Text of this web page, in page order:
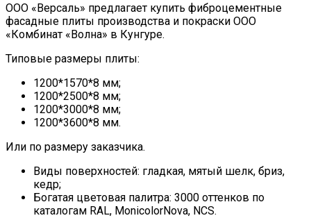
ООО «Версаль» предлагает купить фиброцементные
фасадные плиты производства и покраски ООО
«Комбинат «Волна» в Кунгуре.
Типовые размеры плиты:
1200*1570*8 мм;
1200*2500*8 мм;
1200*3000*8 мм;
1200*3600*8 мм.
Или по размеру заказчика.
Виды поверхностей: гладкая, мятый шелк, бриз,
кедр;
Богатая цветовая палитра: 3000 оттенков по
каталогам RAL, MonicolorNova, NCS.